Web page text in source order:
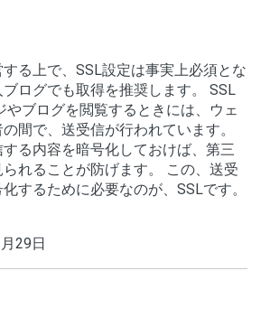
る上で、SSL設定は事実上必須とな
ログでも取得を推奨します。 SSL
やブログを閲覧するときには、ウェ
間で、送受信が行われています。
る内容を暗号化しておけば、第三
れることが防げます。 この、送受
するために必要なのが、SSLです。
29日